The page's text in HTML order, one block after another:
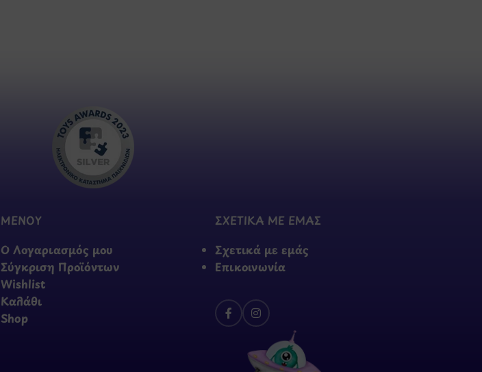
ΜΕΝΟΥ
Ο Λογαριασμός μου
Σύγκριση Προϊόντων
Wishlist
Καλάθι
Shop
ΣΧΕΤΙΚΑ ΜΕ ΕΜΑΣ
Σχετικά με εμάς
Επικοινωνία